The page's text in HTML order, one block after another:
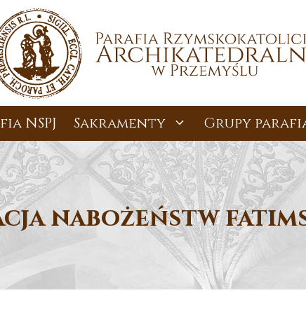
NSPJ Sakramenty Grupy
nabożeństw